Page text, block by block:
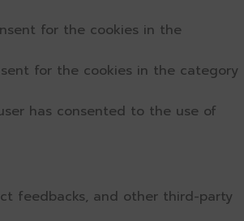
for the cookies in the
for the cookies in the category
has consented to the use of
feedbacks, and other third-party